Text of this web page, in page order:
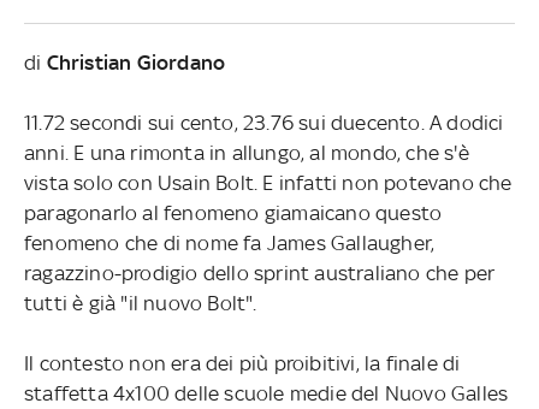
di Christian Giordano
11.72 secondi sui cento, 23.76 sui duecento. A dodici
anni. E una rimonta in allungo, al mondo, che s'è
vista solo con Usain Bolt. E infatti non potevano che
paragonarlo al fenomeno giamaicano questo
fenomeno che di nome fa James Gallaugher,
ragazzino-prodigio dello sprint australiano che per
tutti è già "il nuovo Bolt".
Il contesto non era dei più proibitivi, la finale di
staffetta 4x100 delle scuole medie del Nuovo Galles